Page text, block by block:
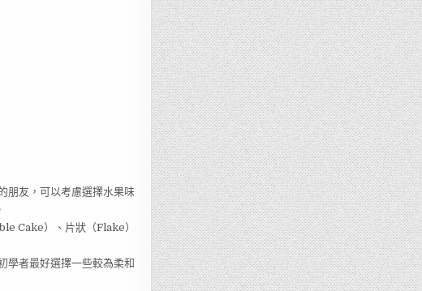
朋友，可以考慮選擇水果味
Cake）、片狀（Flake）
學者最好選擇一些較為柔和